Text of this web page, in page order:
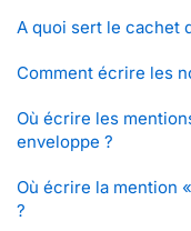
A quoi sert le cachet
Comment écrire les
Où écrire les
enveloppe ?
Où écrire la mention
?